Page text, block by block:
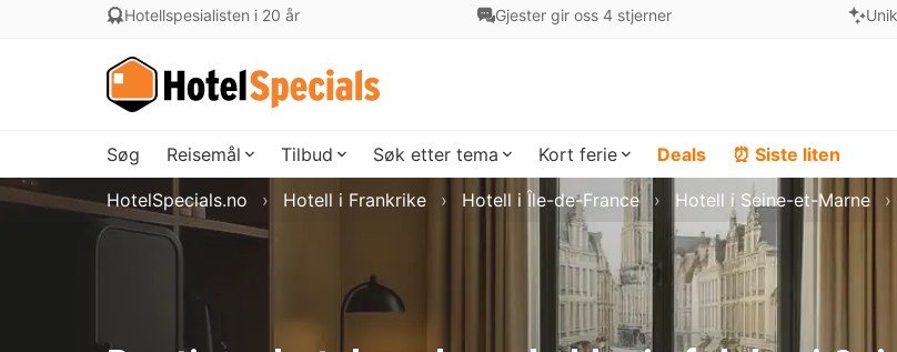
Hotellspesialisten i 20 år Gjester gir oss 4 stjerner
Søg Reisemål Tilbud Søk etter tema Kort ferie Deals ⏰ Siste liten
HotelSpecials.no Hotell i Frankrike Hotell i Île-de-France Hotell i Seine-et-Marne